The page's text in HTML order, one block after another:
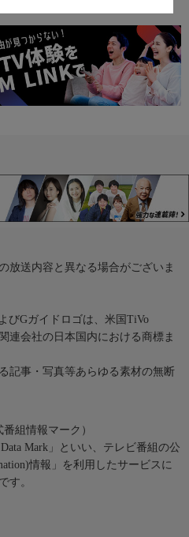
放送内容と異なる場合がございま
びGガイドロゴは、米国TiVo
連会社の日本国内における商標ま
記事・写真等あらゆる素材の無断
組情報マーク）
Mark」といい、テレビ番組の公
情報」を利用したサービスに
す。